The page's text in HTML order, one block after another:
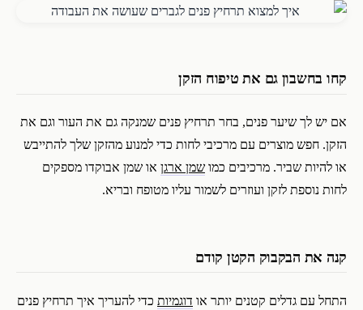
קחו בחשבון גם את טיפוח הזקן
אם יש לך שיער פנים, בחר תרחיץ פנים שמנקה גם את העור וגם את
הזקן. חפש מוצרים עם מרכיבי לחות כדי למנוע מהזקן שלך להתייבש
או להיות שביר. מרכיבים כמו שמן ארגן או שמן אבוקדו מספקים
לחות נוספת לזקן ועוזרים לשמור עליו מטופח ובריא.
קנה את הבקבוק הקטן קודם
התחל עם גדלים קטנים יותר או דוגמיות כדי להעריך איך תרחיץ פנים